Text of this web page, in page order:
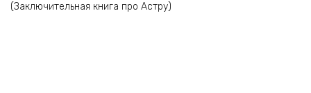
(Заключительная книга про Астру)